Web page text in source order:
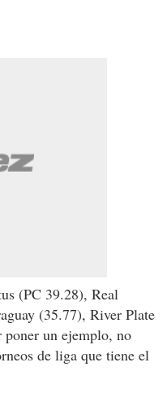
(PC 39.28), Real
(35.77), River Plate
un ejemplo, no
de liga que tiene el